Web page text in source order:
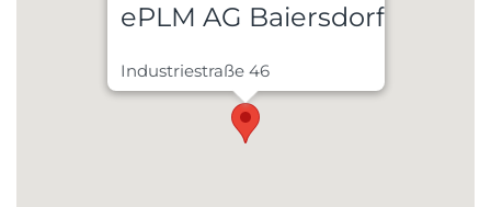
ePLM AG Baiersdorf
Industriestraße 46
91083 Baiersdorf